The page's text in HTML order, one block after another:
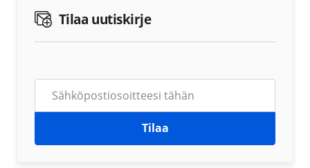
Tilaa uutiskirje
Tilaa